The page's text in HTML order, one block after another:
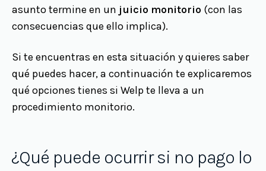
asunto termine en un juicio monitorio (con las
consecuencias que ello implica).
Si te encuentras en esta situación y quieres saber
qué puedes hacer, a continuación te explicaremos
qué opciones tienes si Welp te lleva a un
procedimiento monitorio.
¿Qué puede ocurrir si no pago lo